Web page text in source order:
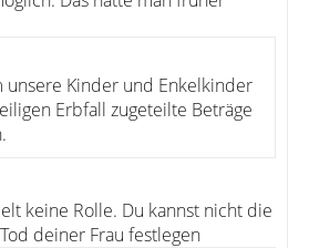
unsere Kinder und Enkelkinder
Erbfall zugeteilte Beträge
keine Rolle. Du kannst nicht die
deiner Frau festlegen